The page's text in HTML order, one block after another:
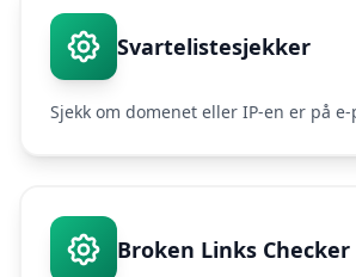
Svartelistesjekker
Sjekk om domenet eller IP-en er på
Broken Links Checker